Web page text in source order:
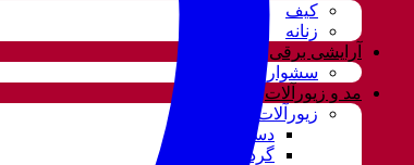
کیف
زنانه
آرایشی برقی
سشوار
مد و زیورآلات
زیورآلات و بدلیجات
دستبند
گردنبند و ست